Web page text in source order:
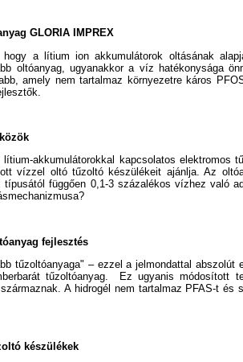
GLORIA IMPREX
a lítium ion akkumulátorok oltásának
oltóanyag, ugyanakkor a víz hatékonysága
amely nem tartalmaz környezetre káros
akkumulátorokkal kapcsolatos elektromos
vízzel oltó tűzoltó készülékeit ajánlja. Az
típusától függően 0,1-3 százalékos vízhez való
fejlesztés
tűzoltóanyaga" – ezzel a jelmondattal abszolút
tűzoltóanyag. Ez ugyanis módosított
A hidrogél nem tartalmaz PFAS-t és
készülékek